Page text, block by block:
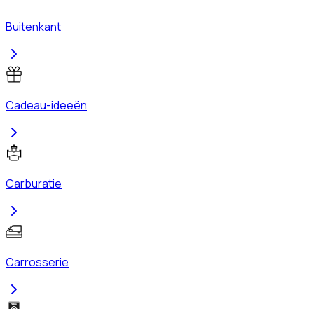
Buitenkant
Cadeau-ideeën
Carburatie
Carrosserie